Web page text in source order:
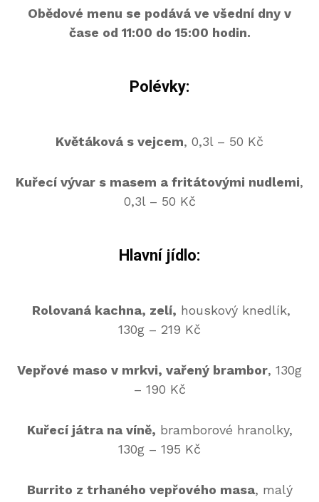
Obědové menu se podává ve všední dny v
čase od 11:00 do 15:00 hodin.
Polévky:
Květáková s vejcem, 0,3l – 50 Kč
Kuřecí vývar s masem a fritátovými nudlemi,
0,3l – 50 Kč
Hlavní jídlo:
Rolovaná kachna, zelí, houskový knedlík,
130g – 219 Kč
Vepřové maso v mrkvi, vařený brambor, 130g
– 190 Kč
Kuřecí játra na víně, bramborové hranolky,
130g – 195 Kč
Burrito z trhaného vepřového masa, malý